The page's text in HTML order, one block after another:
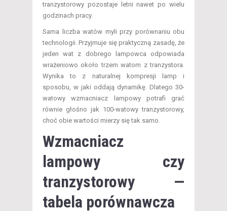
tranzystorowy pozostaje letni nawet po wielu
godzinach pracy.
Sama liczba watów myli przy porównaniu obu
technologii. Przyjmuje się praktyczną zasadę, że
jeden wat z dobrego lampowca odpowiada
wrażeniowo około trzem watom z tranzystora.
Wynika to z naturalnej kompresji lamp i
sposobu, w jaki oddają dynamikę. Dlatego 30-
watowy wzmacniacz lampowy potrafi grać
równie głośno jak 100-watowy tranzystorowy,
choć obie wartości mierzy się tak samo.
Wzmacniacz
lampowy czy
tranzystorowy —
tabela porównawcza